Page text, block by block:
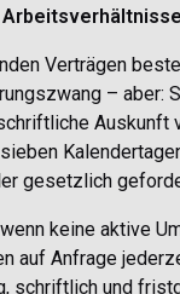
Verträgen
– aber:
Auskunft
gesetzlich
keine aktive
auf Anfrage
schriftlich und